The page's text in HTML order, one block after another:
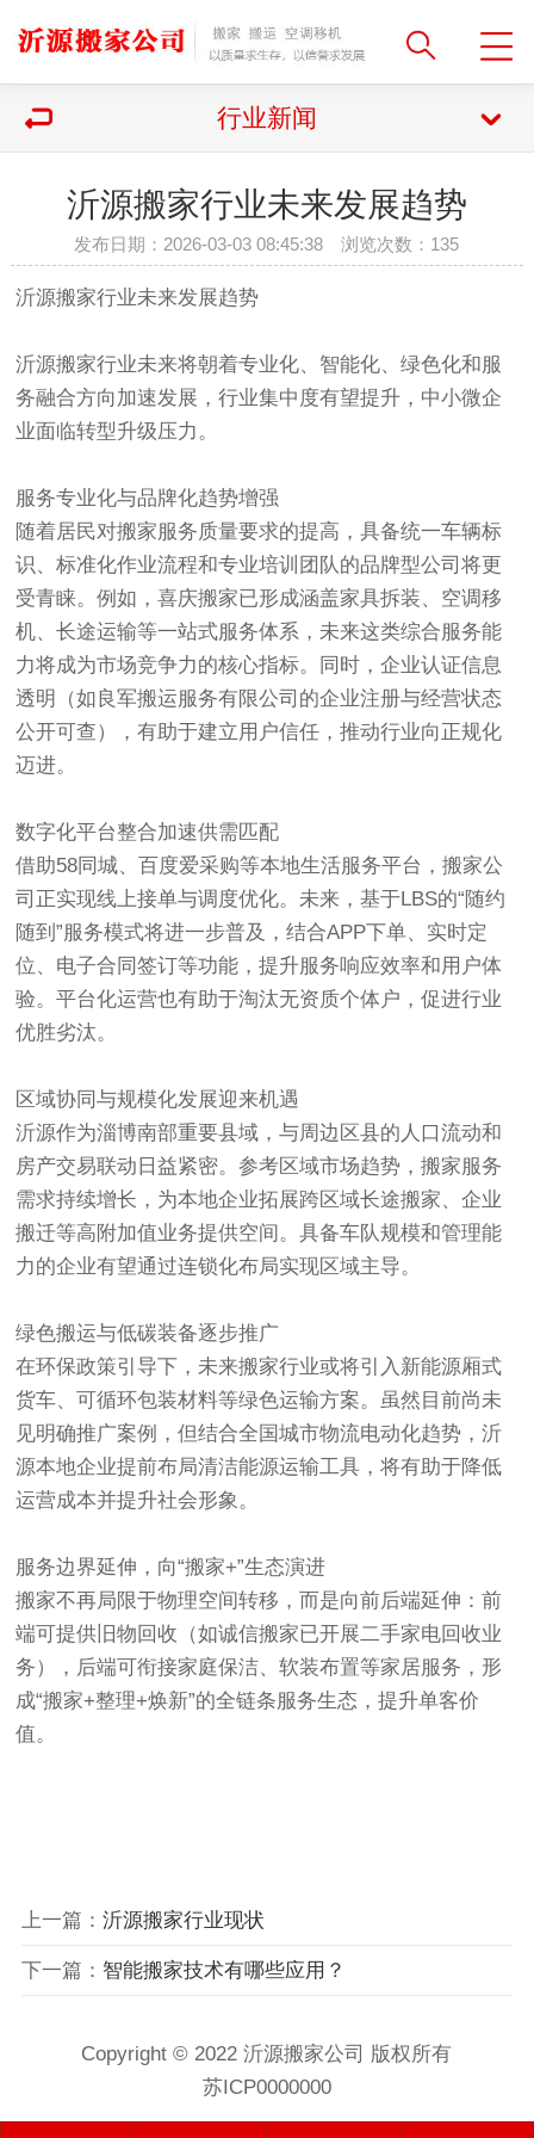
行业新闻
沂源搬家行业未来发展趋势
发布日期：2026-03-03 08:45:38 浏览次数： 135
沂源搬家行业未来发展趋势
沂源搬家行业未来将朝着专业化、智能化、绿色化和服
务融合方向加速发展，行业集中度有望提升，中小微企
业面临转型升级压力。
服务专业化与品牌化趋势增强‌
随着居民对搬家服务质量要求的提高，具备统一车辆标
识、标准化作业流程和专业培训团队的品牌型公司将更
受青睐。例如，喜庆搬家已形成涵盖家具拆装、空调移
机、长途运输等一站式服务体系，未来这类综合服务能
力将成为市场竞争力的核心指标。同时，企业认证信息
透明（如良军搬运服务有限公司的企业注册与经营状态
公开可查），有助于建立用户信任，推动行业向正规化
迈进。
数字化平台整合加速供需匹配‌
借助58同城、百度爱采购等本地生活服务平台，搬家公
司正实现线上接单与调度优化。未来，基于LBS的“随约
随到”服务模式将进一步普及，结合APP下单、实时定
位、电子合同签订等功能，提升服务响应效率和用户体
验。平台化运营也有助于淘汰无资质个体户，促进行业
优胜劣汰。
区域协同与规模化发展迎来机遇‌
沂源作为淄博南部重要县域，与周边区县的人口流动和
房产交易联动日益紧密。参考区域市场趋势，搬家服务
需求持续增长，为本地企业拓展跨区域长途搬家、企业
搬迁等高附加值业务提供空间。具备车队规模和管理能
力的企业有望通过连锁化布局实现区域主导。
绿色搬运与低碳装备逐步推广‌
在环保政策引导下，未来搬家行业或将引入新能源厢式
货车、可循环包装材料等绿色运输方案。虽然目前尚未
见明确推广案例，但结合全国城市物流电动化趋势，沂
源本地企业提前布局清洁能源运输工具，将有助于降低
运营成本并提升社会形象。
服务边界延伸，向“搬家+”生态演进‌
搬家不再局限于物理空间转移，而是向前后端延伸：前
端可提供旧物回收（如诚信搬家已开展二手家电回收业
务），后端可衔接家庭保洁、软装布置等家居服务，形
成“搬家+整理+焕新”的全链条服务生态，提升单客价
值。
上一篇： 沂源搬家行业现状
下一篇： 智能搬家技术有哪些应用？
Copyright © 2022 沂源搬家公司 版权所有
苏ICP0000000